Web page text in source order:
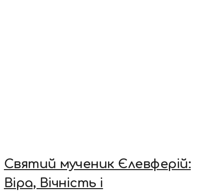
Святий мученик Єлевферій:
Віра, Вічність і